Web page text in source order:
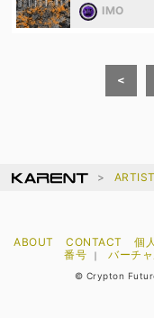
IMO
<
ARTIST
ABOUT CONTACT 個
番号
｜ バーチ
© Crypton